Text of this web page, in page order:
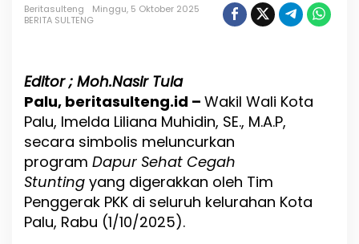
P
u
n
c
u
r
k
a
n
P
r
Beritasulteng
Minggu, 5 Oktober 2025
BERITA SULTENG
Editor ; Moh.Nasir Tula
Palu, beritasulteng.id – Wakil Wali Kota
Palu, Imelda Liliana Muhidin, SE., M.A.P,
secara simbolis meluncurkan
program Dapur Sehat Cegah
Stunting yang digerakkan oleh Tim
Penggerak PKK di seluruh kelurahan Kota
Palu, Rabu (1/10/2025).